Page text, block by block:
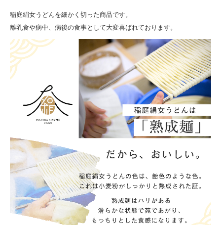
稲庭絹女うどんを細かく切った商品です。
離乳食や病中、病後の食事として大変喜ばれております。